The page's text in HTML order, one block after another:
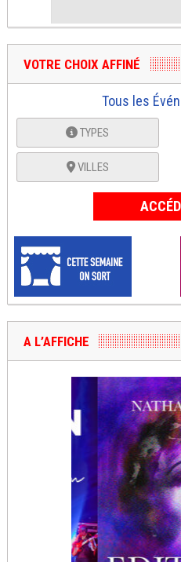
VOTRE CHOIX AFFINÉ
Tous les
TYPES
VILLES
A L’AFFICHE